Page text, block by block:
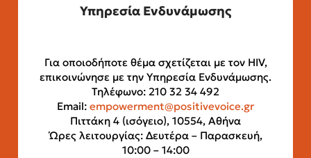
Υπηρεσία Ενδυνάμωσης
Για οποιοδήποτε θέμα σχετίζεται με τον HIV,
επικοινώνησε με την Υπηρεσία Ενδυνάμωσης.
Τηλέφωνο: 210 32 34 492
Email: empowerment@positivevoice.gr
Πιττάκη 4 (ισόγειο), 10554, Αθήνα
Ώρες λειτουργίας: Δευτέρα – Παρασκευή,
10:00 – 14:00